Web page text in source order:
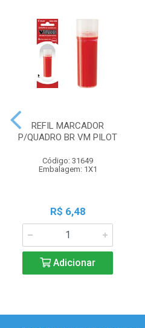
REFIL MARCADOR
P/QUADRO BR VM PILOT
Código: 31649
Embalagem: 1X1
R$ 6,48
Adicionar